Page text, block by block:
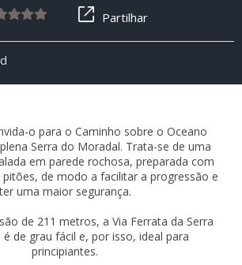
Partilhar
o para o Caminho sobre o Oceano
Serra do Moradal. Trata-se de uma
em parede rochosa, preparada com
pitões, de modo a facilitar a progressão e
uma maior segurança.
de 211 metros, a Via Ferrata da Serra
de grau fácil e, por isso, ideal para
principiantes.